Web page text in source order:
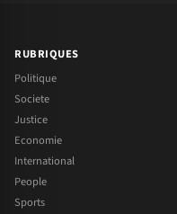
RUBRIQUES
Politique
Societe
Justice
Economie
International
People
Sports